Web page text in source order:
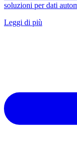
soluzioni per dati
Leggi di più